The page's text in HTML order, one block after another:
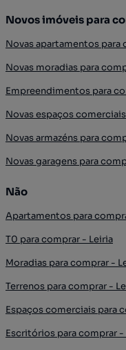
Novos imóveis para
Novas apartamentos para
Novas moradias para
Empreendimentos para
Novas espaços
Novas armazéns para
Novas garagens para
Não
Apartamentos para
T0 para comprar - Leiria
Moradias para comprar -
Terrenos para comprar -
Espaços comerciais para
Escritórios para comprar -